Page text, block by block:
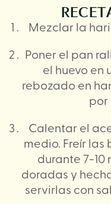
Mezclar la
Poner el pan
el huevo en
rebozado en
por
Calentar el
medio. Freír
durante 7-10
doradas y
servirlas con